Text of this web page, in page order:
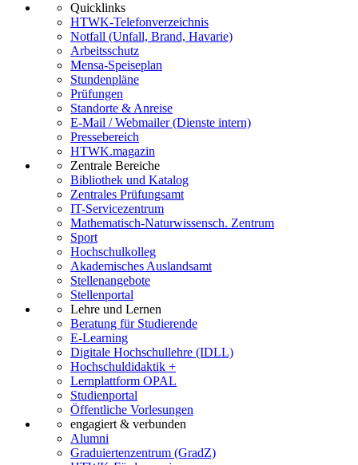
Quicklinks
HTWK-Telefonverzeichnis
Notfall (Unfall, Brand, Havarie)
Arbeitsschutz
Mensa-Speiseplan
Stundenpläne
Prüfungen
Standorte & Anreise
E-Mail / Webmailer (Dienste intern)
Pressebereich
HTWK.magazin
Zentrale Bereiche
Bibliothek und Katalog
Zentrales Prüfungsamt
IT-Servicezentrum
Mathematisch-Naturwissensch. Zentrum
Sport
Hochschulkolleg
Akademisches Auslandsamt
Stellenangebote
Stellenportal
Lehre und Lernen
Beratung für Studierende
E-Learning
Digitale Hochschullehre (IDLL)
Hochschuldidaktik +
Lernplattform OPAL
Studienportal
Öffentliche Vorlesungen
engagiert & verbunden
Alumni
Graduiertenzentrum (GradZ)